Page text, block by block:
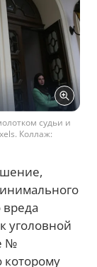
судьи и
Коллаж:
уголовной
№
которому